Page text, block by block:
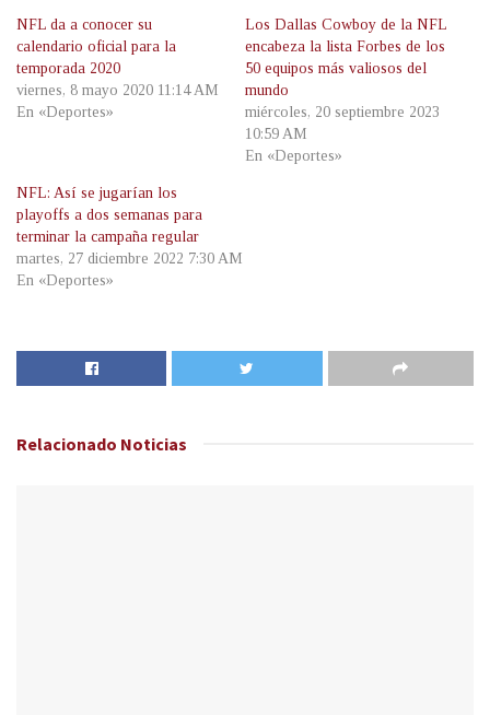
NFL da a conocer su
calendario oficial para la
temporada 2020
viernes, 8 mayo 2020 11:14 AM
En «Deportes»
Los Dallas Cowboy de la NFL
encabeza la lista Forbes de los
50 equipos más valiosos del
mundo
miércoles, 20 septiembre 2023
10:59 AM
En «Deportes»
NFL: Así se jugarían los
playoffs a dos semanas para
terminar la campaña regular
martes, 27 diciembre 2022 7:30 AM
En «Deportes»
Relacionado Noticias